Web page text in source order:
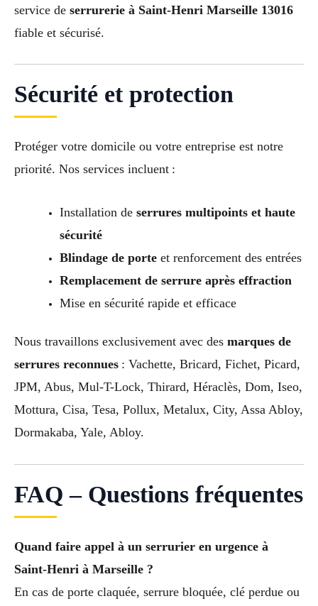
service de serrurerie à Saint-Henri Marseille 13016
fiable et sécurisé.
Sécurité et protection
Protéger votre domicile ou votre entreprise est notre
priorité. Nos services incluent :
Installation de serrures multipoints et haute
sécurité
Blindage de porteet renforcement des entrées
Remplacement de serrure après effraction
Mise en sécurité rapide et efficace
Nous travaillons exclusivement avec des marques de
serrures reconnues : Vachette, Bricard, Fichet, Picard,
JPM, Abus, Mul-T-Lock, Thirard, Héraclès, Dom, Iseo,
Mottura, Cisa, Tesa, Pollux, Metalux, City, Assa Abloy,
Dormakaba, Yale, Abloy.
FAQ – Questions fréquentes
Quand faire appel à un serrurier en urgence à
Saint-Henri à Marseille ?
En cas de porte claquée, serrure bloquée, clé perdue ou